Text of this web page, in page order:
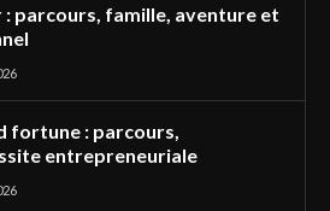
parcours, famille, aventure et
fortune : parcours,
entrepreneuriale